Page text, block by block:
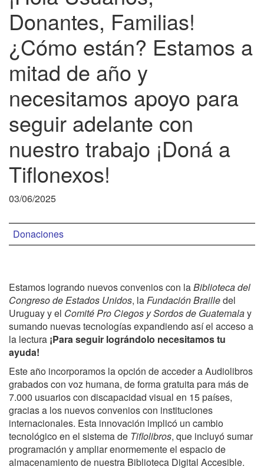
Donantes, Familias!
¿Cómo están? Estamos a
mitad de año y
necesitamos apoyo para
seguir adelante con
nuestro trabajo ¡Doná a
Tiflonexos!
03/06/2025
Donaciones
Estamos logrando nuevos convenios con laBiblioteca del
Congreso de Estados Unidos, laFundación Brailledel
Uruguay y el Comité Pro Ciegos y Sordos de Guatemalay
sumando nuevas tecnologías expandiendo así el acceso a
la lectura ¡Para seguir lográndolo necesitamos tu
ayuda!
Este año incorporamos la opción de acceder a Audiolibros
grabados con voz humana, de forma gratuita para más de
7.000 usuarios con discapacidad visual en 15 países,
gracias a los nuevos convenios con instituciones
internacionales. Esta innovación implicó un cambio
tecnológico en el sistema de Tiflolibros, que incluyó sumar
programación y ampliar enormemente el espacio de
almacenamiento de nuestra Biblioteca Digital Accesible.